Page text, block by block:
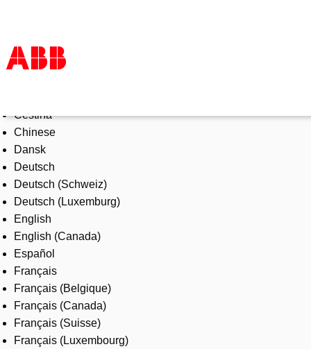
Products & Solutions
Industries
Services
About us
Where to buy
Contact us
Careers
Čeština
Chinese
Dansk
Deutsch
Deutsch (Schweiz)
Deutsch (Luxemburg)
English
English (Canada)
Español
Français
Français (Belgique)
Français (Canada)
Français (Suisse)
Français (Luxembourg)